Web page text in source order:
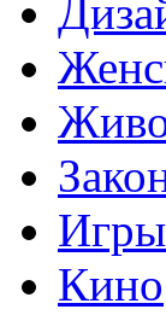
Игры
Кино